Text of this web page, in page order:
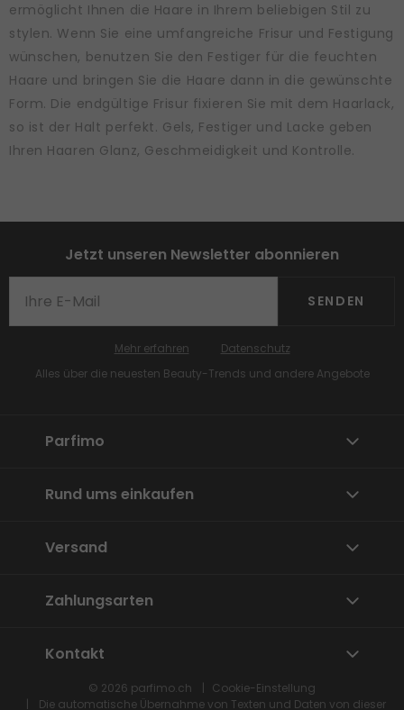
ermöglicht Ihnen die Haare in Ihrem beliebigen Stil zu
stylen. Wenn Sie eine umfangreiche Frisur und Festigung
wünschen, benutzen Sie den Festiger für die feuchten
Haare und bringen Sie die Haare dann in die gewünschte
Form. Die endgültige Frisur fixieren Sie mit dem Haarlack,
so ist der Halt perfekt. Gels, Festiger und Lacke geben
Ihren Haaren Glanz, Geschmeidigkeit und Kontrolle.
Jetzt unseren Newsletter abonnieren
SENDEN
Alles über die neuesten Beauty-Trends und andere Angebote
Mehr erfahren Datenschutz
Parfimo
Rund ums einkaufen
Versand
Zahlungsarten
Kontakt
© 2026 parfimo.ch
Cookie-Einstellung
Die automatische Übernahme von Texten und Daten von dieser